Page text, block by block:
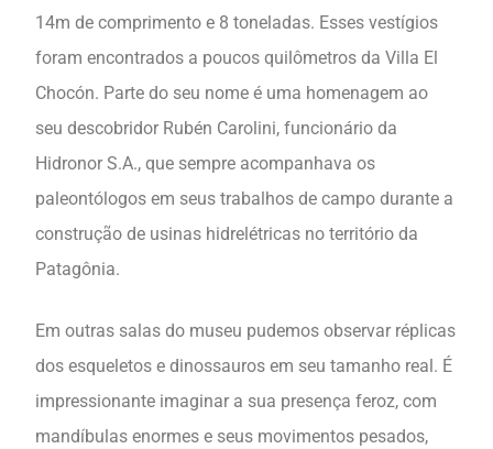
14m de comprimento e 8 toneladas. Esses vestígios
foram encontrados a poucos quilômetros da Villa El
Chocón. Parte do seu nome é uma homenagem ao
seu descobridor Rubén Carolini, funcionário da
Hidronor S.A., que sempre acompanhava os
paleontólogos em seus trabalhos de campo durante a
construção de usinas hidrelétricas no território da
Patagônia.
Em outras salas do museu pudemos observar réplicas
dos esqueletos e dinossauros em seu tamanho real. É
impressionante imaginar a sua presença feroz, com
mandíbulas enormes e seus movimentos pesados,